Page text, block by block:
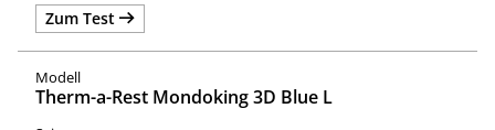
Zum Test
Therm-a-Rest Mondoking 3D Blue L